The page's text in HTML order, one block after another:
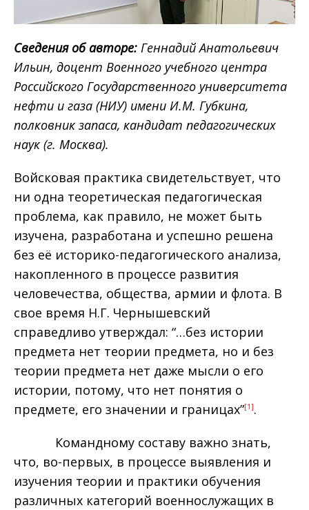
Сведения об авторе: Геннадий Анатольевич
Ильин, доцент Военного учебного центра
Российского Государственного университета
нефти и газа (НИУ) имени И.М. Губкина,
полковник запаса, кандидат педагогических
наук (г. Москва).
Войсковая практика свидетельствует, что
ни одна теоретическая педагогическая
проблема, как правило, не может быть
изучена, разработана и успешно решена
без её историко-педагогического анализа,
накопленного в процессе развития
человечества, общества, армии и флота. В
свое время Н.Г. Чернышевский
справедливо утверждал: “…без истории
предмета нет теории предмета, но и без
теории предмета нет даже мысли о его
истории, потому, что нет понятия о
предмете, его значении и границах”[1].
Командному составу важно знать,
что, во-первых, в процессе выявления и
изучения теории и практики обучения
различных категорий военнослужащих в